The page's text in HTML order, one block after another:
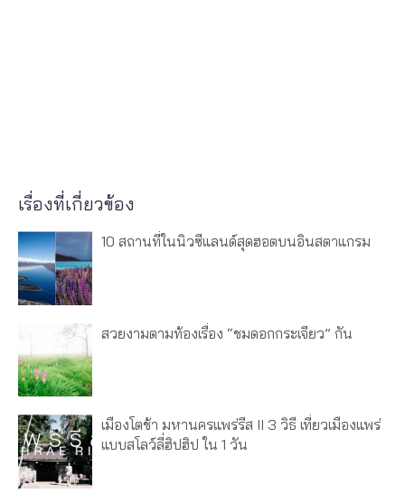
เรื่องที่เกี่ยวข้อง
10 สถานที่ในนิวซีแลนด์สุดฮอตบนอินสตาแกรม
สวยงามตามท้องเรื่อง “ชมดอกกระเจียว” กัน
เมืองโตช้า มหานครแพร่รีส II 3 วิธี เที่ยวเมืองแพร่
แบบสโลว์ลี่ฮิปฮิป ใน 1 วัน